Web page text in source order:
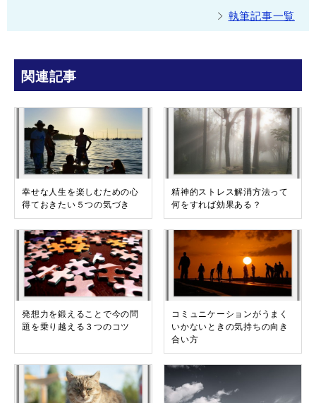
執筆記事一覧
関連記事
幸せな人生を楽しむための心
得ておきたい５つの気づき
精神的ストレス解消方法って
何をすれば効果ある？
発想力を鍛えることで今の問
題を乗り越える３つのコツ
コミュニケーションがうまく
いかないときの気持ちの向き
合い方